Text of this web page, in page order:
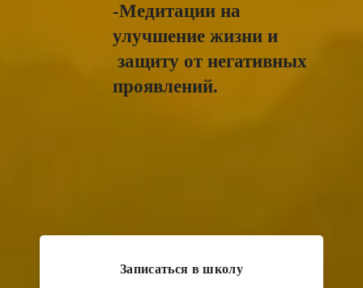
-Медитации на
улучшение жизни и
защиту от негативных
проявлений.
Записаться в школу